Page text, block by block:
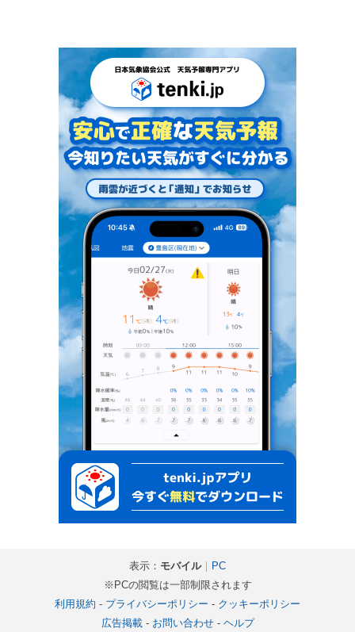
表示： モバイル｜ PC
※PCの閲覧は一部制限されます
利用規約 - プライバシーポリシー - クッキーポリシー
広告掲載- お問い合わせ- ヘルプ